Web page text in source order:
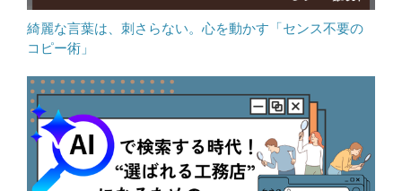
綺麗な言葉は、刺さらない。心を動かす「センス不要の
コピー術」